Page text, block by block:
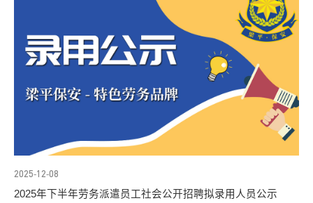
2025-12-08
2025年下半年劳务派遣员工社会公开招聘拟录用人员公示